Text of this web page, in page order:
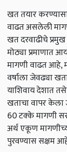
खत तयार
वाढत असलेली
खत दरवाढीचे
मोठ्या प्रमाणात
मागणी वाढत आहे,
वर्षाला जेवढ्या
याशिवाय देशात
खताचा वापर केला
60 टक्के मागणी
अर्थ एकूण
पुरवण्यास सक्षम